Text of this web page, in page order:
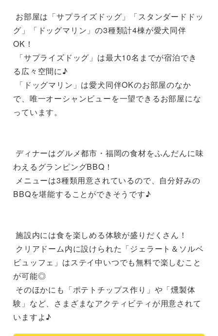
グ」「ドッグマリン」の3種類計4棟が愛犬同伴
OK！
る広々空間に♪
で、唯一オーシャンビューを一望できるお部屋にな
っています。
わえるグランピングBBQ！
BBQを堪能することができそうです♪
ビュッフェ」はステイ中いつでも無料で楽しむこと
が可能◎
験」など、さまざまなアクティビティが用意されて
いますよ♪